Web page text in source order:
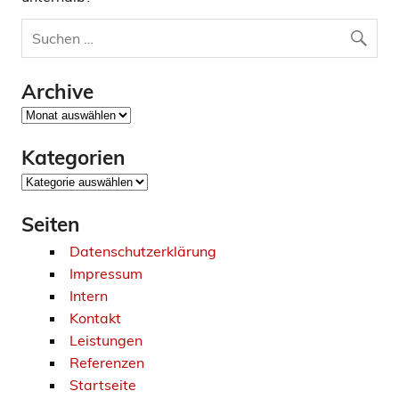
Archive
Archive
Kategorien
Kategorien
Seiten
Datenschutzerklärung
Impressum
Intern
Kontakt
Leistungen
Referenzen
Startseite